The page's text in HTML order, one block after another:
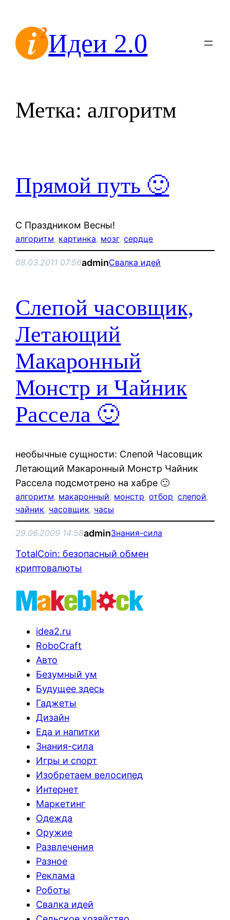
содержимомуИдеи 2.0
Метка: алгоритм
Прямой путь 🙂
C Праздником Весны!
алгоритм, картинка, мозг, сердце
08.03.2011 07:56adminСвалка идей
Слепой часовщик,
Летающий
Макаронный
Монстр и Чайник
Рассела 🙂
необычные сущности: Слепой Часовщик
Летающий Макаронный Монстр Чайник
Рассела подсмотрено на хабре 🙂
алгоритм, макаронный, монстр, отбор, слепой
чайник, часовщик, часы
29.06.2009 14:58adminЗнания-сила
TotalCoin: безопасный обмен
криптовалюты
idea2.ru
RoboCraft
Авто
Безумный ум
Будущее здесь
Гаджеты
Дизайн
Еда и напитки
Знания-сила
Игры и спорт
Изобретаем велосипед
Интернет
Маркетинг
Одежда
Оружие
Развлечения
Разное
Реклама
Роботы
Свалка идей